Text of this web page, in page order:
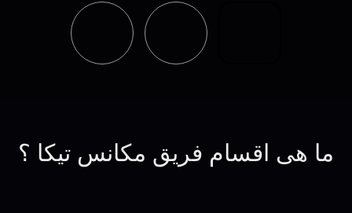
ما هى اقسام فريق مكانس تيكا ؟